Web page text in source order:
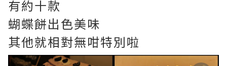
有約十款
蝴蝶餅出色美味
其他就相對無咁特別啦